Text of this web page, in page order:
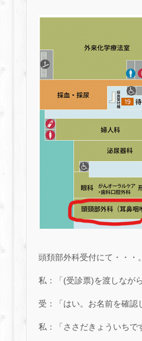
頭頚部外科受付にて・・・。
私：「(受診票)を渡しなが
受：「はい。お名前を確認
私：「ささだきょういちで